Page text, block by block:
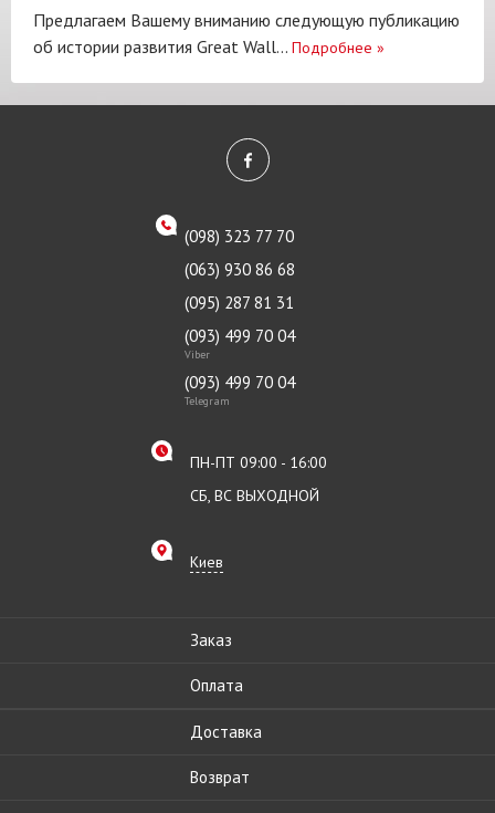
Предлагаем Вашему вниманию следующую публикацию
об истории развития Great Wall... Подробнее »
(098) 323 77 70
(063) 930 86 68
(095) 287 81 31
(093) 499 70 04
Viber
(093) 499 70 04
Telegram
ПН-ПТ 09:00 - 16:00
СБ, ВС ВЫХОДНОЙ
Киев
Заказ
Оплата
Доставка
Возврат